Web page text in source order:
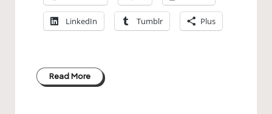
LinkedIn Tumblr Plus
Read More